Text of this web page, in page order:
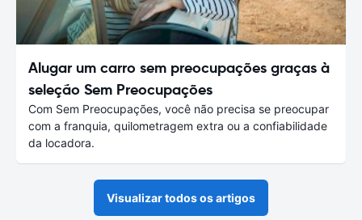
Alugar um carro sem preocupações graças à
seleção Sem Preocupações
Com Sem Preocupações, você não precisa se preocupar
com a franquia, quilometragem extra ou a confiabilidade
da locadora.
Visualizar todos os artigos